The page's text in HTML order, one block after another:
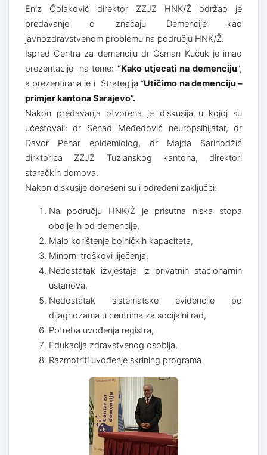
Eniz Čolaković direktor ZZJZ HNK/Ž održao je
predavanje o značaju Demencije kao
javnozdravstvenom problemu na području HNK/Ž.
Ispred Centra za demenciju dr Osman Kučuk je imao
prezentacije na teme: “Kako utjecati na demenciju”,
a prezentirana je i Strategija “Utičimo na demenciju –
primjer kantona Sarajevo”.
Nakon predavanja otvorena je diskusija u kojoj su
učestovali: dr Senad Međedović neuropsihijatar, dr
Davor Pehar epidemiolog, dr Majda Sarihodžić
dirktorica ZZJZ Tuzlanskog kantona, direktori
staračkih domova.
Nakon diskusije donešeni su i određeni zaključci:
Na području HNK/Ž je prisutna niska stopa
oboljelih od demencije,
Malo korištenje bolničkih kapaciteta,
Minorni troškovi liječenja,
Nedostatak izvještaja iz privatnih stacionarnih
ustanova,
Nedostatak sistematske evidencije po
dijagnozama u centrima za socijalni rad,
Potreba uvođenja registra,
Edukacija zdravstvenog osoblja,
Razmotriti uvođenje skrining programa